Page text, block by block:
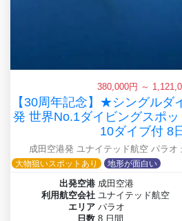
380,000円 ～
【30周年記念】★シングルダ
発 世界No.1ダイビングスポ
10ダイブ付 8
成田空港発 ユナイテッド航空 パラオ
大物狙いスポットあり
地形が面白い
出発空港 成田空港
利用航空会社 ユナイテッド航空
エリア パラオ
日数 8 日間